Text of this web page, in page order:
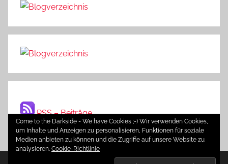
RSS – Beiträge
Come to the Darkside - We have Cookies ;-) Wir verwenden Cookies,
um Inhalte und Anzeigen zu personalisieren, Funktionen für soziale
Medien anbieten zu können und die Zugriffe auf unsere Website zu
analysieren. Cookie-Richtlinie